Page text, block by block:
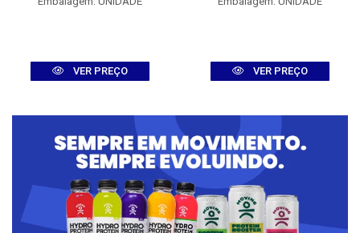
VER PREÇO VER PREÇO